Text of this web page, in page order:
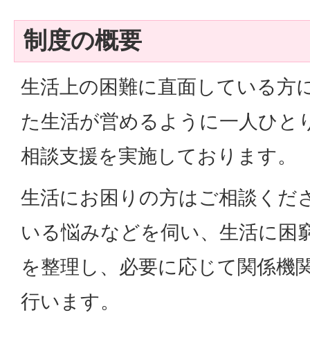
制度の概要
生活上の困難に直面している方
た生活が営めるように一人ひと
相談支援を実施しております。
生活にお困りの方はご相談くだ
いる悩みなどを伺い、生活に困
を整理し、必要に応じて関係機
行います。